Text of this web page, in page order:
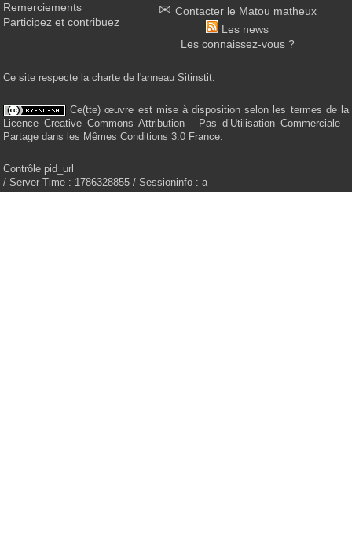
Remerciements
Participez et contribuez
Contacter le Matou matheux
Les news
Les connaissez-vous ?
Ce site respecte la charte de l'anneau Sitinstit.
Ce(tte) œuvre est mise à disposition selon les termes de la
Licence Creative Commons Attribution - Pas d’Utilisation Commerciale -
Partage dans les Mêmes Conditions 3.0 France.
Contrôle pid_url
/ Server Time : 1786328855 / Sessioninfo : a